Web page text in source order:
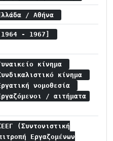
/ Αθήνα
[1964 - 1967]
κίνημα
κίνημα
νομοθεσία
/ αιτήματα
(Συντονιστική
Εργαζομένων